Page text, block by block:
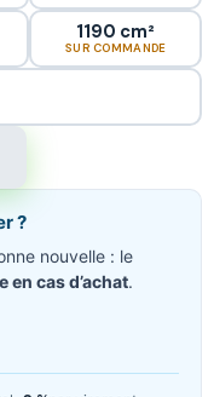
1190 cm²
SUR COMMANDE
?
nouvelle : le
en cas d’achat.